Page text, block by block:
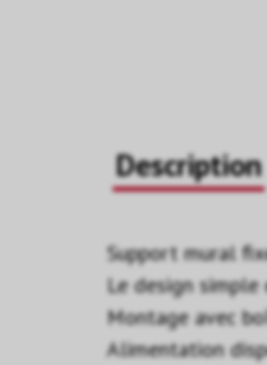
Description
Support mural
Le design
Montage avec
Alimentation